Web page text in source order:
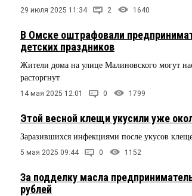
29 июля 2025 11:34 2 1640
В Омске оштрафовали
детских праздников
Жители дома на улице Малиновского могут
расторгнут
14 мая 2025 12:01 0 1799
Этой весной клещи укусили уже
Заразившихся инфекциями после укусов
5 мая 2025 09:44 0 1152
За подделку масла
рублей